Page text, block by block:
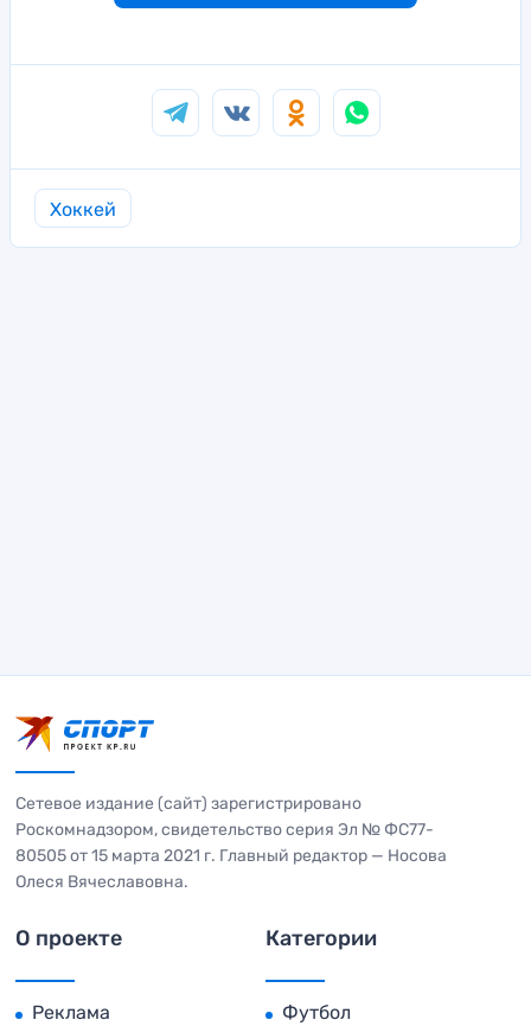
Хоккей
Сетевое издание (сайт) зарегистрировано
Роскомнадзором, свидетельство серия Эл № ФС77-
80505 от 15 марта 2021 г. Главный редактор — Носова
Олеся Вячеславовна.
О проекте
Реклама
Категории
Футбол